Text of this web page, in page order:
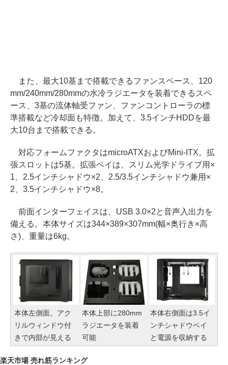
また、最大10基まで搭載できるファンスペース、120
mm/240mm/280mmの水冷ラジエータを装着できるスペ
ース、3基の流体軸受ファン、ファンコントローラの標
準搭載など冷却面も特徴。加えて、3.5インチHDDを最
大10台まで搭載できる。
対応フォームファクタはmicroATXおよびMini-ITX。拡
張スロットは5基。拡張ベイは、スリム光学ドライブ用×
1、2.5インチシャドウ×2、2.5/3.5インチシャドウ兼用×
2、3.5インチシャドウ×8。
前面インターフェイスは、USB 3.0×2と音声入出力を
備える。本体サイズは344×389×307mm(幅×奥行き×高
さ)、重量は6kg。
本体左側面。アク
リルウィンドウ付
きで内部が見える
本体上部に280mm
ラジエータを装着
可能
本体右側面は3.5イ
ンチシャドウベイ
と電源を収納する
楽天市場 売れ筋ランキング